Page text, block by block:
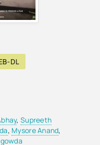
DL
, Supreeth
, Mysore Anand,